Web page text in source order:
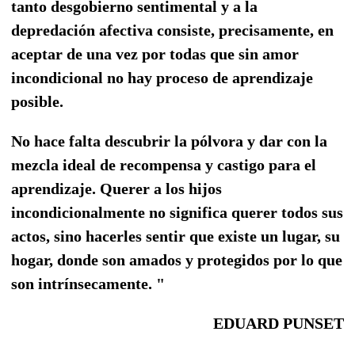
tanto desgobierno sentimental y a la
depredación afectiva consiste, precisamente, en
aceptar de una vez por todas que sin amor
incondicional no hay proceso de aprendizaje
posible.
No hace falta descubrir la pólvora y dar con la
mezcla ideal de recompensa y castigo para el
aprendizaje. Querer a los hijos
incondicionalmente no significa querer todos sus
actos, sino hacerles sentir que existe un lugar, su
hogar, donde son amados y protegidos por lo que
son intrínsecamente. "
EDUARD PUNSET